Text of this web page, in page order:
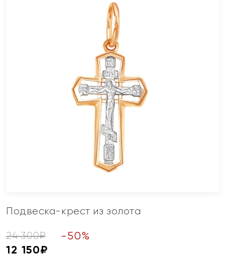
Подвеска-крест из золота
24 300₽ -50%
12 150₽